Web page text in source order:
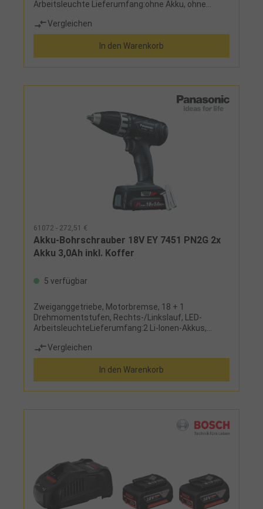
Arbeitsleuchte Lieferumfang:ohne Akku, ohne
210 mm, Maschinentuch, Schnellwechselfutter und
L-Boxx
Vergleichen
In den Warenkorb
61072 - 272,51 €
Akku-Bohrschrauber 18V EY 7451 PN2G 2x
Akku 3,0Ah inkl. Koffer
5 verfügbar
Zweiganggetriebe, Motorbremse, 18 + 1
Drehmomentstufen, Rechts-/Linkslauf, LED-
ArbeitsleuchteLieferumfang:2 Li-Ionen-Akkus,
Vergleichen
In den Warenkorb